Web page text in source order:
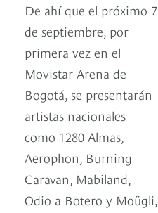
De ahí que el próximo 7
de septiembre, por
primera vez en el
Movistar Arena de
Bogotá, se presentarán
artistas nacionales
como 1280 Almas,
Aerophon, Burning
Caravan, Mabiland,
Odio a Botero y Moügli,